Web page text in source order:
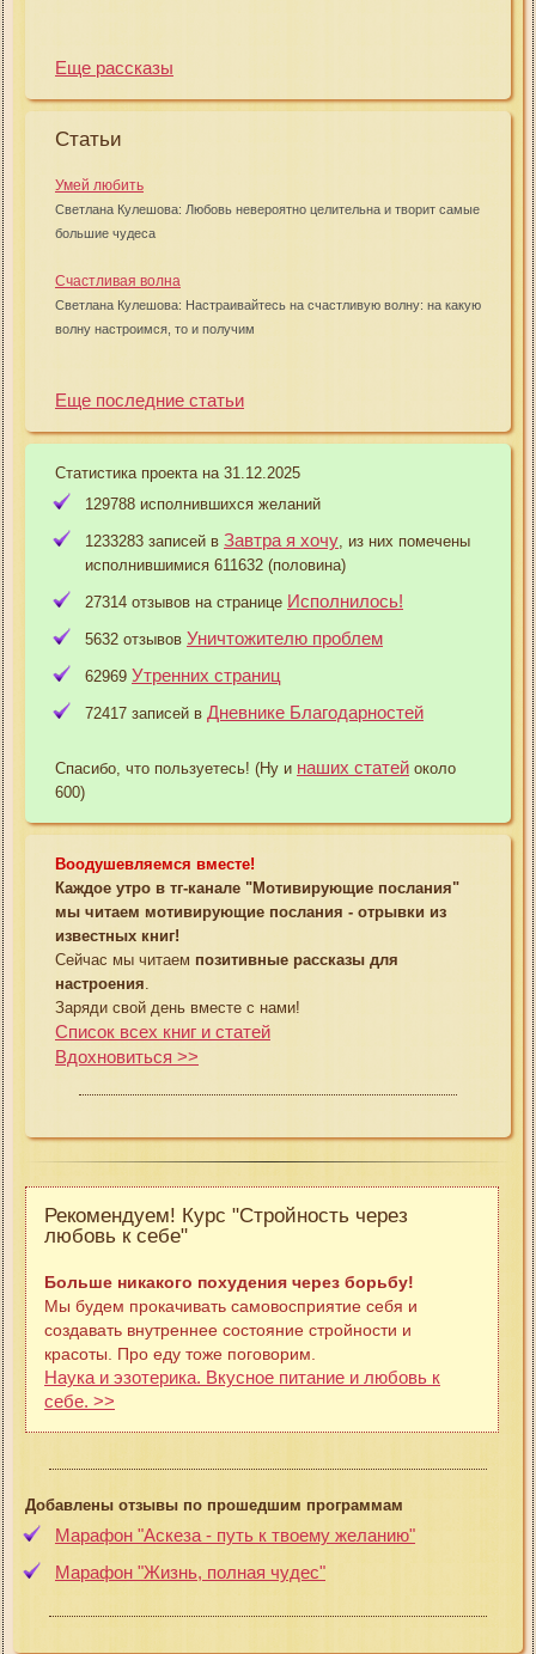
Еще рассказы
Статьи
Умей любить
Светлана Кулешова: Любовь невероятно целительна и творит самые
большие чудеса
Счастливая волна
Светлана Кулешова: Настраивайтесь на счастливую волну: на какую
волну настроимся, то и получим
Еще последние статьи
Статистика проекта на 31.12.2025
129788 исполнившихся желаний
1233283 записей в Завтра я хочу , из них помечены
исполнившимися 611632 (половина)
27314 отзывов на странице Исполнилось!
5632 отзывов Уничтожителю проблем
62969 Утренних страниц
72417 записей в Дневнике Благодарностей
Спасибо, что пользуетесь! (Ну и наших статей около
600)
Воодушевляемся вместе!
Каждое утро в тг-канале "Мотивирующие послания"
мы читаем мотивирующие послания - отрывки из
известных книг!
Сейчас мы читаем позитивные рассказы для
настроения
Заряди свой день вместе с нами!
Список всех книг и статей
Вдохновиться >>
Рекомендуем! Курс "Стройность через
любовь к себе"
Больше никакого похудения через борьбу!
Мы будем прокачивать самовосприятие себя и
создавать внутреннее состояние стройности и
красоты. Про еду тоже поговорим.
Наука и эзотерика. Вкусное питание и любовь к
себе. >>
Добавлены отзывы по прошедшим программам
Марафон "Аскеза - путь к твоему желанию"
Марафон "Жизнь, полная чудес"